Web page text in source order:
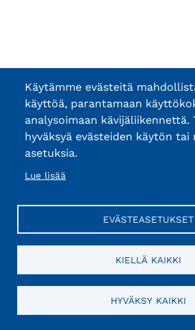
Käytämme evästeitä
käyttöä, parantamaan
analysoimaan kävijäliikennettä.
hyväksyä evästeiden käytön tai
asetuksia.
Lue lisää
EVÄSTEASETUKSET
KIELLÄ KAIKKI
HYVÄKSY KAIKKI